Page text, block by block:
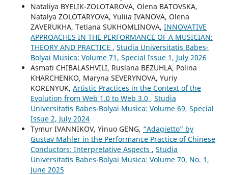
Nataliya BYELIK-ZOLOTAROVA, Olena BATOVSKA,
Natalya ZOLOTARYOVA, Yuliia IVANOVA, Olena
ZAVERUKHA, Tetiana SUKHOMLINOVA, INNOVATIVE
APPROACHES IN THE PERFORMANCE OF A MUSICIAN:
THEORY AND PRACTICE , Studia Universitatis Babes-
Bolyai Musica: Volume 71, Special Issue 1, July 2026
Asmati CHIBALASHVILI, Ruslana BEZUHLA, Polina
KHARCHENKO, Maryna SEVERYNOVA, Yuriy
KORENYUK, Artistic Practices in the Context of the
Evolution from Web 1.0 to Web 3.0 , Studia
Universitatis Babes-Bolyai Musica: Volume 69, Special
Issue 2, July 2024
Tymur IVANNIKOV, Yinuo GENG, “Adagietto” by
Gustav Mahler in the Performance Practice of Chinese
Conductors: Interpretative Aspects , Studia
Universitatis Babes-Bolyai Musica: Volume 70, No. 1,
June 2025